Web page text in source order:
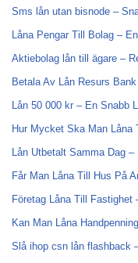
Sms lån utan bisnode –
Låna Pengar Till Bolag –
Aktiebolag lån till ägare –
Betala Av Lån Resurs
Lån 50 000 kr – En Snabb
Hur Mycket Ska Man
Lån Utbetalt Samma Dag
Får Man Låna Till Hus På
Företag Låna Till
Kan Man Låna
Slå ihop csn lån flashback